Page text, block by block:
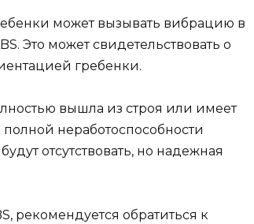
может вызывать вибрацию в
Это может свидетельствовать о
гребенки.
вышла из строя или имеет
неработоспособности
отсутствовать, но надежная
рекомендуется обратиться к